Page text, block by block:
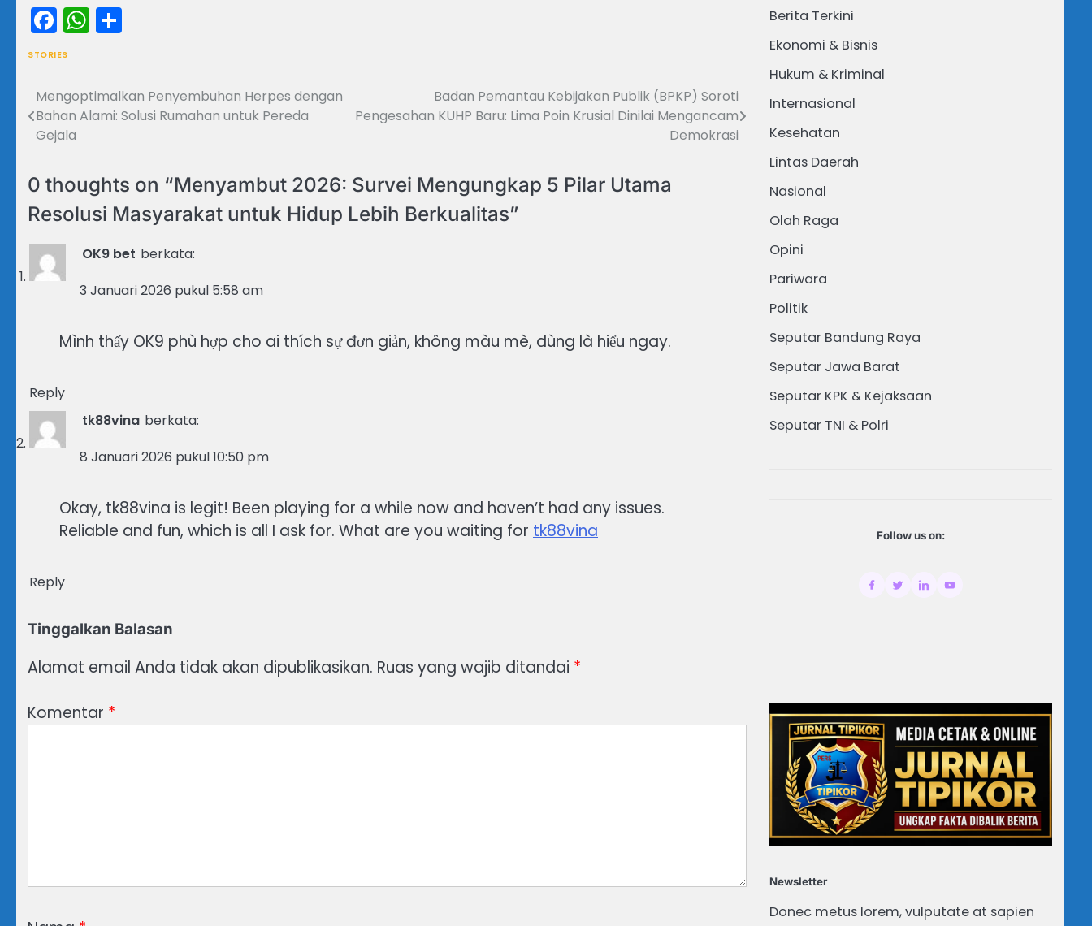
Facebook
WhatsApp
STORIES
Navigasi
pos
Mengoptimalkan Penyembuhan Herpes dengan
Bahan Alami: Solusi Rumahan untuk Pereda
Gejala
Badan Pemantau Kebijakan Publik (BPKP) Soroti
Pengesahan KUHP Baru: Lima Poin Krusial Dinilai Mengancam
Demokrasi
0 thoughts on “Menyambut 2026: Survei Mengungkap 5 Pilar Utama
Resolusi Masyarakat untuk Hidup Lebih Berkualitas”
OK9 bet berkata:
3 Januari 2026 pukul 5:58 am
Mình thấy OK9 phù hợp cho ai thích sự đơn giản, không màu mè, dùng là hiểu ngay.
Reply
tk88vina berkata:
8 Januari 2026 pukul 10:50 pm
Okay, tk88vina is legit! Been playing for a while now and haven’t had any issues.
Reliable and fun, which is all I ask for. What are you waiting for tk88vina
Reply
Tinggalkan Balasan
Alamat email Anda tidak akan dipublikasikan. Ruas yang wajib ditandai *
Komentar *
Berita Terkini
Ekonomi & Bisnis
Hukum & Kriminal
Internasional
Kesehatan
Lintas Daerah
Nasional
Olah Raga
Opini
Pariwara
Politik
Seputar Bandung Raya
Seputar Jawa Barat
Seputar KPK & Kejaksaan
Seputar TNI & Polri
Follow us on:
Newsletter
Donec metus lorem, vulputate at sapien